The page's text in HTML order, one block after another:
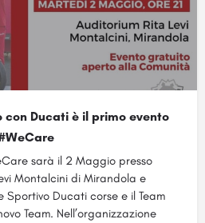
con Ducati è il primo evento
sarà il 2 Maggio presso
Montalcini di Mirandola e
Sportivo Ducati corse e il Team
Team. Nell’organizzazione